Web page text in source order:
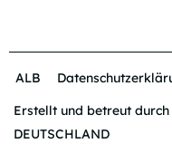
ALB
Erstellt und betreut durch
DEUTSCHLAND